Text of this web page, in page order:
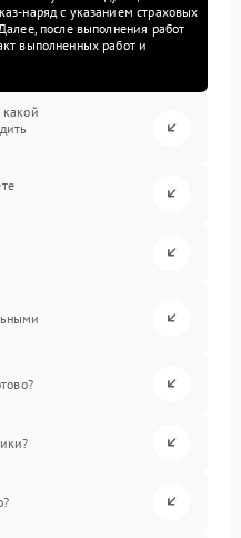
наряд с указанием страховых
после выполнения работ
выполненных работ и